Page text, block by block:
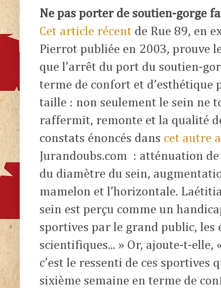
Ne pas porter de soutien-gorge
Cet article récent de Rue 89, en
Pierrot publiée en 2003, prouve
que l’arrêt du port du soutien-
terme de confort et d’esthétique
taille : non seulement le sein ne
raffermit, remonte et la qualité
constats énoncés dans cet autre
Jurandoubs.com : atténuation
du diamètre du sein,
mamelon et l’horizontale.
sein est perçu comme un
sportives par le grand public, les
scientifiques... » Or, ajoute-t-
c’est le ressenti de ces sportives
sixième semaine en terme de